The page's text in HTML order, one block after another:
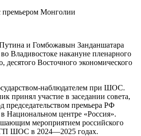
и Гомбожавын Занданшатара
Владивостоке накануне пленарного
десятого Восточного экономического
наблюдателем при ШОС.
принял участие в заседании совета,
председательством премьера РФ
центре «Россия».
мероприятием российского
ШОС в 2024—2025 годах.